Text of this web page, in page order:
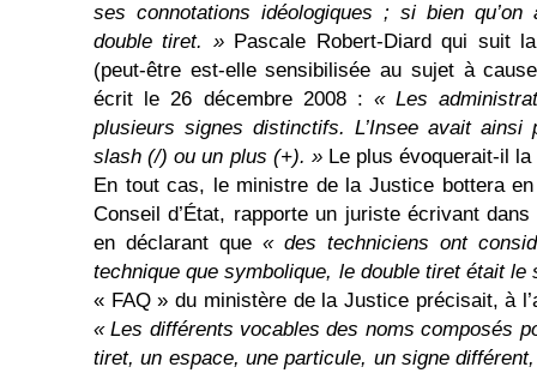
ses connotations idéologiques ; si bien
double tiret. » Pascale Robert-Diard qui suit
(peut-être est-elle sensibilisée au sujet à
écrit le 26 décembre 2008 :«Les
plusieurs signes distinctifs. L’Insee avait
slash (/) ou un plus (+). » Le plus évoquerait-il
En tout cas, le ministre de la Justice bottera
Conseil d’État, rapporte un juriste écrivant
en déclarant que « des techniciens ont
technique que symbolique, le double tiret était le
« FAQ » du ministère de la Justice précisait, à
« Les différents vocables des noms composés
tiret, un espace, une particule, un signe